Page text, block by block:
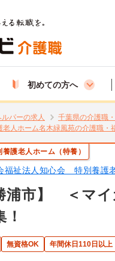
初めての方へ
パーの求人 千葉県の介護職
人ホーム名木緑風苑の介護職・
養護老人ホーム（特養）
福祉法人知心会 特別養護
浦市】 ＜マ
無資格OK 年間休日110日以上